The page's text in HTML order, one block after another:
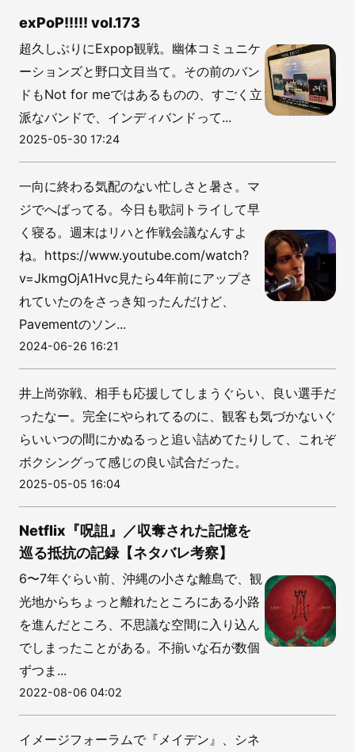
exPoP!!!!! vol.173
超久しぶりにExpop観戦。幽体コミュニケ
ーションズと野口文目当て。その前のバン
ドもNot for meではあるものの、すごく立
派なバンドで、インディバンドって...
2025-05-30 17:24
一向に終わる気配のない忙しさと暑さ。マ
ジでへばってる。今日も歌詞トライして早
く寝る。週末はリハと作戦会議なんすよ
ね。https://www.youtube.com/watch?
v=JkmgOjA1Hvc見たら4年前にアップさ
れていたのをさっき知ったんだけど、
Pavementのソン...
2024-06-26 16:21
井上尚弥戦、相手も応援してしまうぐらい、良い選手だ
ったなー。完全にやられてるのに、観客も気づかないぐ
らいいつの間にかぬるっと追い詰めてたりして、これぞ
ボクシングって感じの良い試合だった。
2025-05-05 16:04
Netflix『呪詛』／収奪された記憶を
巡る抵抗の記録【ネタバレ考察】
6〜7年ぐらい前、沖縄の小さな離島で、観
光地からちょっと離れたところにある小路
を進んだところ、不思議な空間に入り込ん
でしまったことがある。不揃いな石が数個
ずつま...
2022-08-06 04:02
イメージフォーラムで『メイデン』、シネ